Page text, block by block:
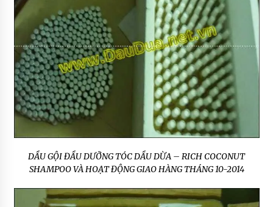
DẦU GỘI ĐẦU DƯỠNG TÓC DẦU DỪA – RICH COCONUT
SHAMPOO VÀ HOẠT ĐỘNG GIAO HÀNG THÁNG 10-2014